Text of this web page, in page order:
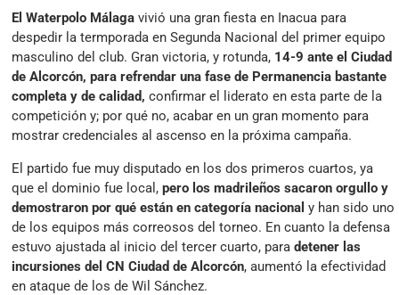
El Waterpolo Málaga vivió una gran fiesta en Inacua para
despedir la termporada en Segunda Nacional del primer equipo
masculino del club. Gran victoria, y rotunda, 14-9 ante el Ciudad
de Alcorcón, para refrendar una fase de Permanencia bastante
completa y de calidad, confirmar el liderato en esta parte de la
competición y; por qué no, acabar en un gran momento para
mostrar credenciales al ascenso en la próxima campaña.
El partido fue muy disputado en los dos primeros cuartos, ya
que el dominio fue local, pero los madrileños sacaron orgullo y
demostraron por qué están en categoría nacional y han sido uno
de los equipos más correosos del torneo. En cuanto la defensa
estuvo ajustada al inicio del tercer cuarto, para detener las
incursiones del CN Ciudad de Alcorcón, aumentó la efectividad
en ataque de los de Wil Sánchez.